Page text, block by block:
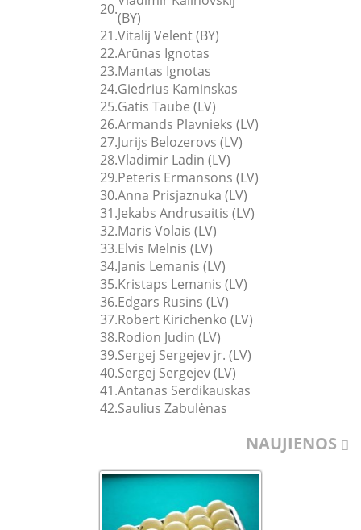
20.(BY)
21.Vitalij Velent (BY)
22.Arūnas Ignotas
23.Mantas Ignotas
24.Giedrius Kaminskas
25.Gatis Taube (LV)
26.Armands Plavnieks (LV)
27.Jurijs Belozerovs (LV)
28.Vladimir Ladin (LV)
29.Peteris Ermansons (LV)
30.Anna Prisjaznuka (LV)
31.Jekabs Andrusaitis (LV)
32.Maris Volais (LV)
33.Elvis Melnis (LV)
34.Janis Lemanis (LV)
35.Kristaps Lemanis (LV)
36.Edgars Rusins (LV)
37.Robert Kirichenko (LV)
38.Rodion Judin (LV)
39.Sergej Sergejev jr. (LV)
40.Sergej Sergejev (LV)
41.Antanas Serdikauskas
42.Saulius Zabulėnas
NAUJIENOS